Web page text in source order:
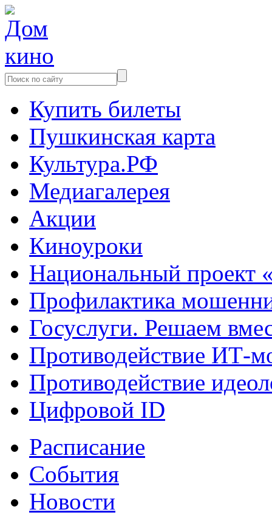
Купить билеты
Пушкинская карта
Культура.РФ
Медиагалерея
Акции
Киноуроки
Национальный проект
Профилактика
Госуслуги. Решаем
Противодействие ИТ-
Противодействие
Цифровой ID
Расписание
События
Новости